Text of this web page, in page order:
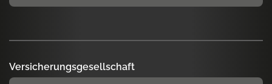
Versicherungsgesellschaft